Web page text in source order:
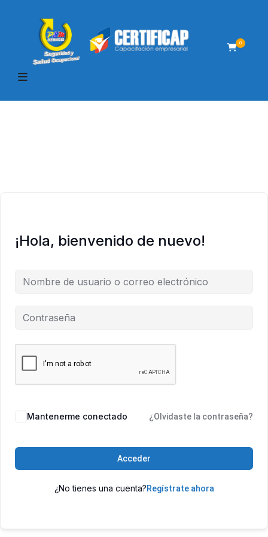
0
¡Hola, bienvenido de nuevo!
Mantenerme conectado ¿Olvidaste la contraseña?
Acceder
¿No tienes una cuenta?Regístrate ahora